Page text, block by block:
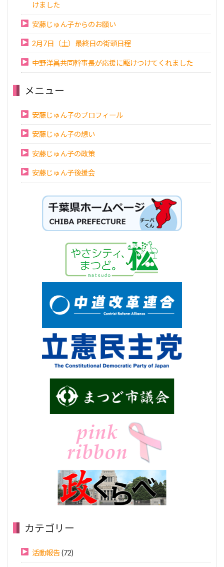
けました
安藤じゅん子からのお願い
2月7日（土）最終日の街頭日程
中野洋昌共同幹事長が応援に駆けつけてくれました
メニュー
安藤じゅん子のプロフィール
安藤じゅん子の想い
安藤じゅん子の政策
安藤じゅん子後援会
カテゴリー
活動報告(72)